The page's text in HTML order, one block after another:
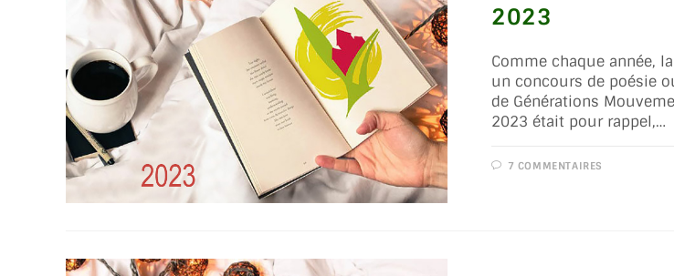
2023
Comme chaque année,
un concours de poésie
de Générations
2023 était pour rappel,…
7 COMMENTAIRES